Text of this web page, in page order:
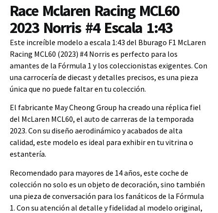
Race Mclaren Racing MCL60
2023 Norris #4 Escala 1:43
Este increíble modelo a escala 1:43 del Bburago F1 McLaren
Racing MCL60 (2023) #4 Norris es perfecto para los
amantes de la Fórmula 1 y los coleccionistas exigentes. Con
una carrocería de diecast y detalles precisos, es una pieza
única que no puede faltar en tu colección.
El fabricante May Cheong Group ha creado una réplica fiel
del McLaren MCL60, el auto de carreras de la temporada
2023. Con su diseño aerodinámico y acabados de alta
calidad, este modelo es ideal para exhibir en tu vitrina o
estantería.
Recomendado para mayores de 14 años, este coche de
colección no solo es un objeto de decoración, sino también
una pieza de conversación para los fanáticos de la Fórmula
1. Con su atención al detalle y fidelidad al modelo original,